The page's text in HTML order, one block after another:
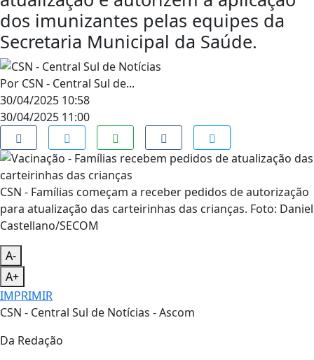
dos imunizantes pelas equipes da
Secretaria Municipal da Saúde.
Por CSN - Central Sul de...
30/04/2025 10:58
30/04/2025 11:00
CSN - Famílias começam a receber pedidos de autorização
para atualização das carteirinhas das crianças. Foto: Daniel
Castellano/SECOM
A-
A+
IMPRIMIR
CSN - Central Sul de Notícias - Ascom
Da Redação